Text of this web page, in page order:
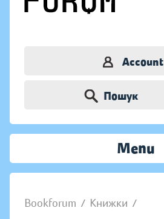
Account
Пошук
Menu
Bookforum / Книжки /